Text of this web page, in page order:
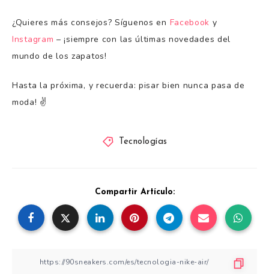
¿Quieres más consejos? Síguenos en Facebook y
Instagram – ¡siempre con las últimas novedades del
mundo de los zapatos!
Hasta la próxima, y recuerda: pisar bien nunca pasa de
moda! ✌️
Tecnologías
Compartir Artículo: